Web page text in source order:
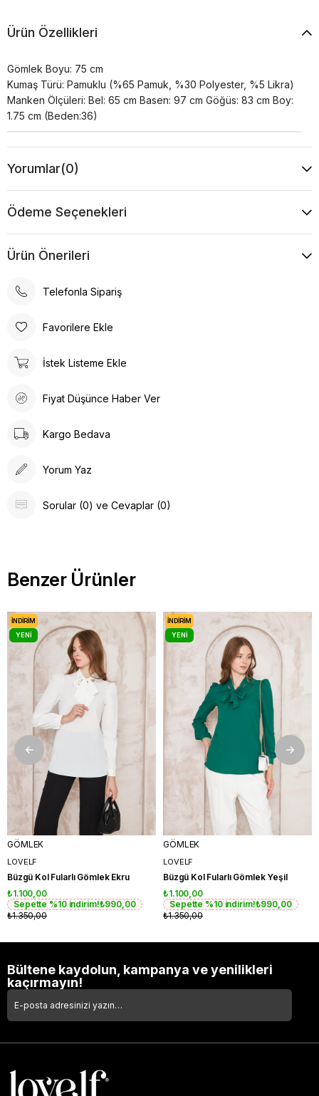
Ürün Özellikleri
Gömlek Boyu: 75 cm
Kumaş Türü: Pamuklu (%65 Pamuk, %30 Polyester, %5 Likra)
Manken Ölçüleri: Bel: 65 cm Basen: 97 cm Göğüs: 83 cm Boy:
1.75 cm (Beden:36)
Yorumlar(0)
Ödeme Seçenekleri
Ürün Önerileri
Telefonla Sipariş
Favorilere Ekle
İstek Listeme Ekle
Fiyat Düşünce Haber Ver
Kargo Bedava
Yorum Yaz
Sorular (0) ve Cevaplar (0)
Benzer Ürünler
GÖMLEK
LOVELF
Büzgü Kol Fularlı Gömlek Ekru
₺1.100,00
Sepette %10 indirim!₺990,00
₺1.350,00
İNDIRIM
YENI
GÖMLEK
LOVELF
Büzgü Kol Fularlı Gömlek Yeşil
₺1.100,00
Sepette %10 indirim!₺990,00
₺1.350,00
İNDIRIM
YENI
Bültene kaydolun, kampanya ve yenilikleri
kaçırmayın!